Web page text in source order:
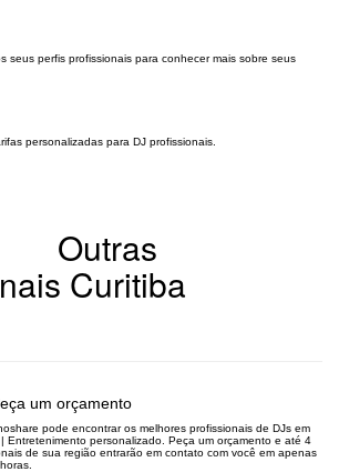
perfis profissionais para conhecer mais sobre seus
personalizadas para DJ profissionais.
Outras
Curitiba
um orçamento
pode encontrar os melhores profissionais de DJs em
Entretenimento personalizado. Peça um orçamento e até 4
de sua região entrarão em contato com você em apenas